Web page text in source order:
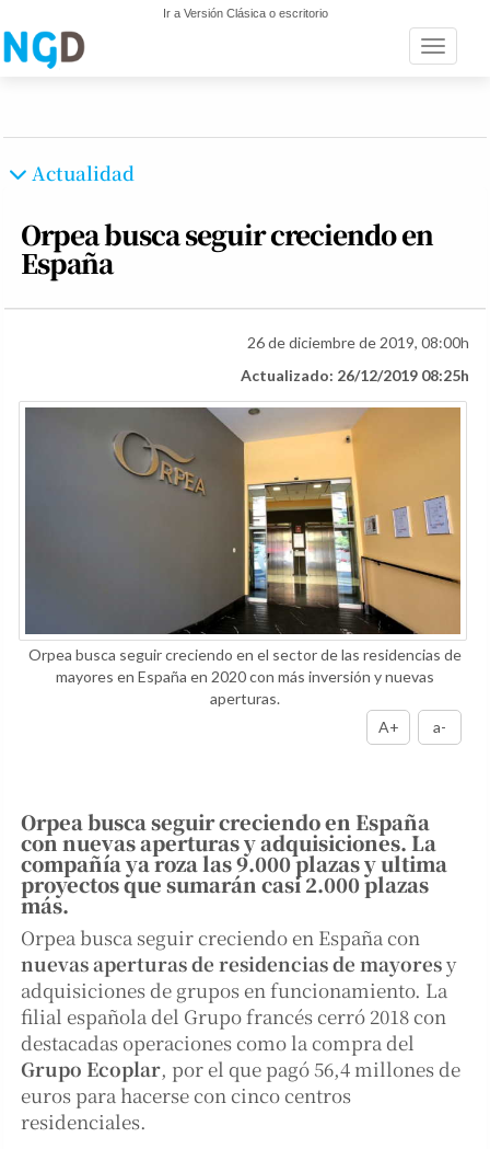
Ir a Versión Clásica o escritorio
Toggle
Actualidad
Orpea busca seguir creciendo en
España
26 de diciembre de 2019, 08:00h
Actualizado: 26/12/2019 08:25h
Orpea busca seguir creciendo en el sector de las residencias de
mayores en España en 2020 con más inversión y nuevas
aperturas.
A+
a-
Orpea busca seguir creciendo en España
con nuevas aperturas y adquisiciones. La
compañía ya roza las 9.000 plazas y ultima
proyectos que sumarán casi 2.000 plazas
más.
Orpea busca seguir creciendo en España con
nuevas aperturas de residencias de mayoresy
adquisiciones de grupos en funcionamiento. La
filial española del Grupo francés cerró 2018 con
destacadas operaciones como la compra del
Grupo Ecoplar, por el que pagó 56,4 millones de
euros para hacerse con cinco centros
residenciales.